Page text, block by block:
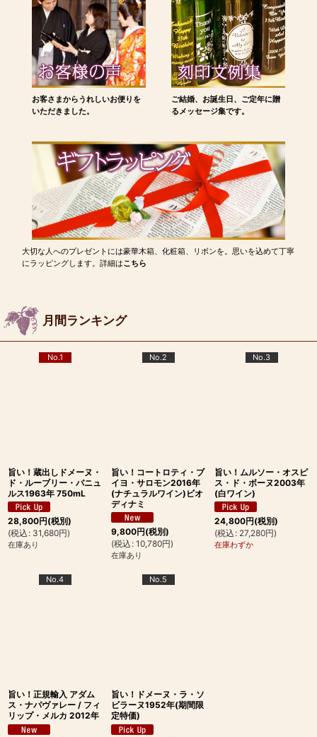
お客さまからうれしいお便りを
いただきました。
ご結婚、お誕生日、ご定年に贈
るメッセージ集です。
大切な人へのプレゼントには豪華木箱、化粧箱、リボンを。思いを込めて丁寧
にラッピングします。詳細はこちら
月間ランキング
No.1
旨い！蔵出しドメーヌ・
ド・ルーブリー・バニュ
ルス1963年 750mL
28,800円(税別)
(税込 : 31,680円)
在庫あり
No.2
旨い！コートロティ・ブ
イヨ・サロモン2016年
(ナチュラルワイン)ビオ
ディナミ
9,800円(税別)
(税込 : 10,780円)
在庫あり
No.3
旨い！ムルソー・オスピ
ス・ド・ボーヌ2003年
(白ワイン)
24,800円(税別)
(税込 : 27,280円)
在庫わずか
No.4
旨い！正規輸入 アダム
ス・ナパヴァレー / フィ
リップ・メルカ 2012年
No.5
旨い！ドメーヌ・ラ・ソ
ビラーヌ1952年(期間限
定特価)